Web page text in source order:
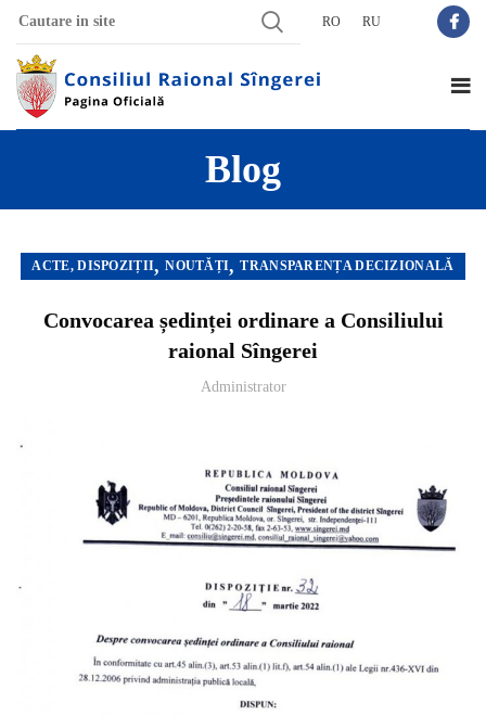
RO RU
Blog
ACTE, DISPOZIȚII,NOUTĂȚI,TRANSPARENȚA DECIZIONALĂ
Convocarea ședinței ordinare a Consiliului
raional Sîngerei
Administrator